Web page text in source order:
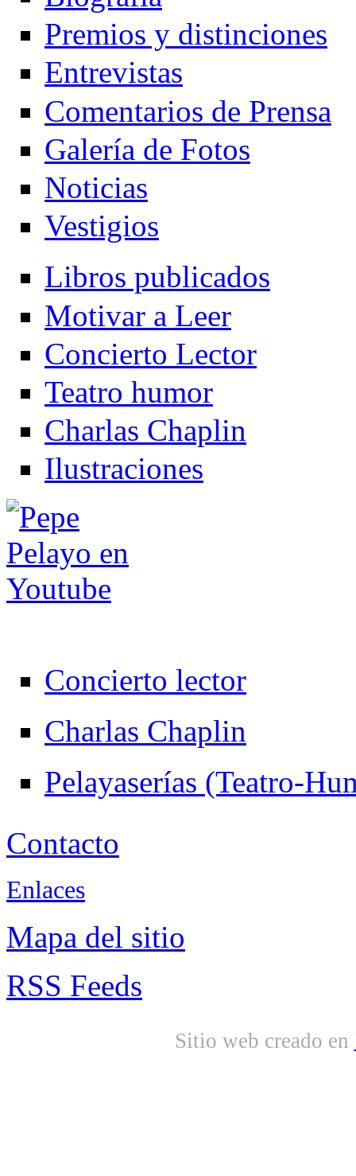
Premios y distinciones
Entrevistas
Comentarios de Prensa
Galería de Fotos
Noticias
Vestigios
Libros publicados
Motivar a Leer
Concierto Lector
Teatro humor
Charlas Chaplin
Ilustraciones
Concierto lector
Charlas Chaplin
Pelayaserías (Teatro-
Contacto
Enlaces
Mapa del sitio
RSS Feeds
Sitio web creado en